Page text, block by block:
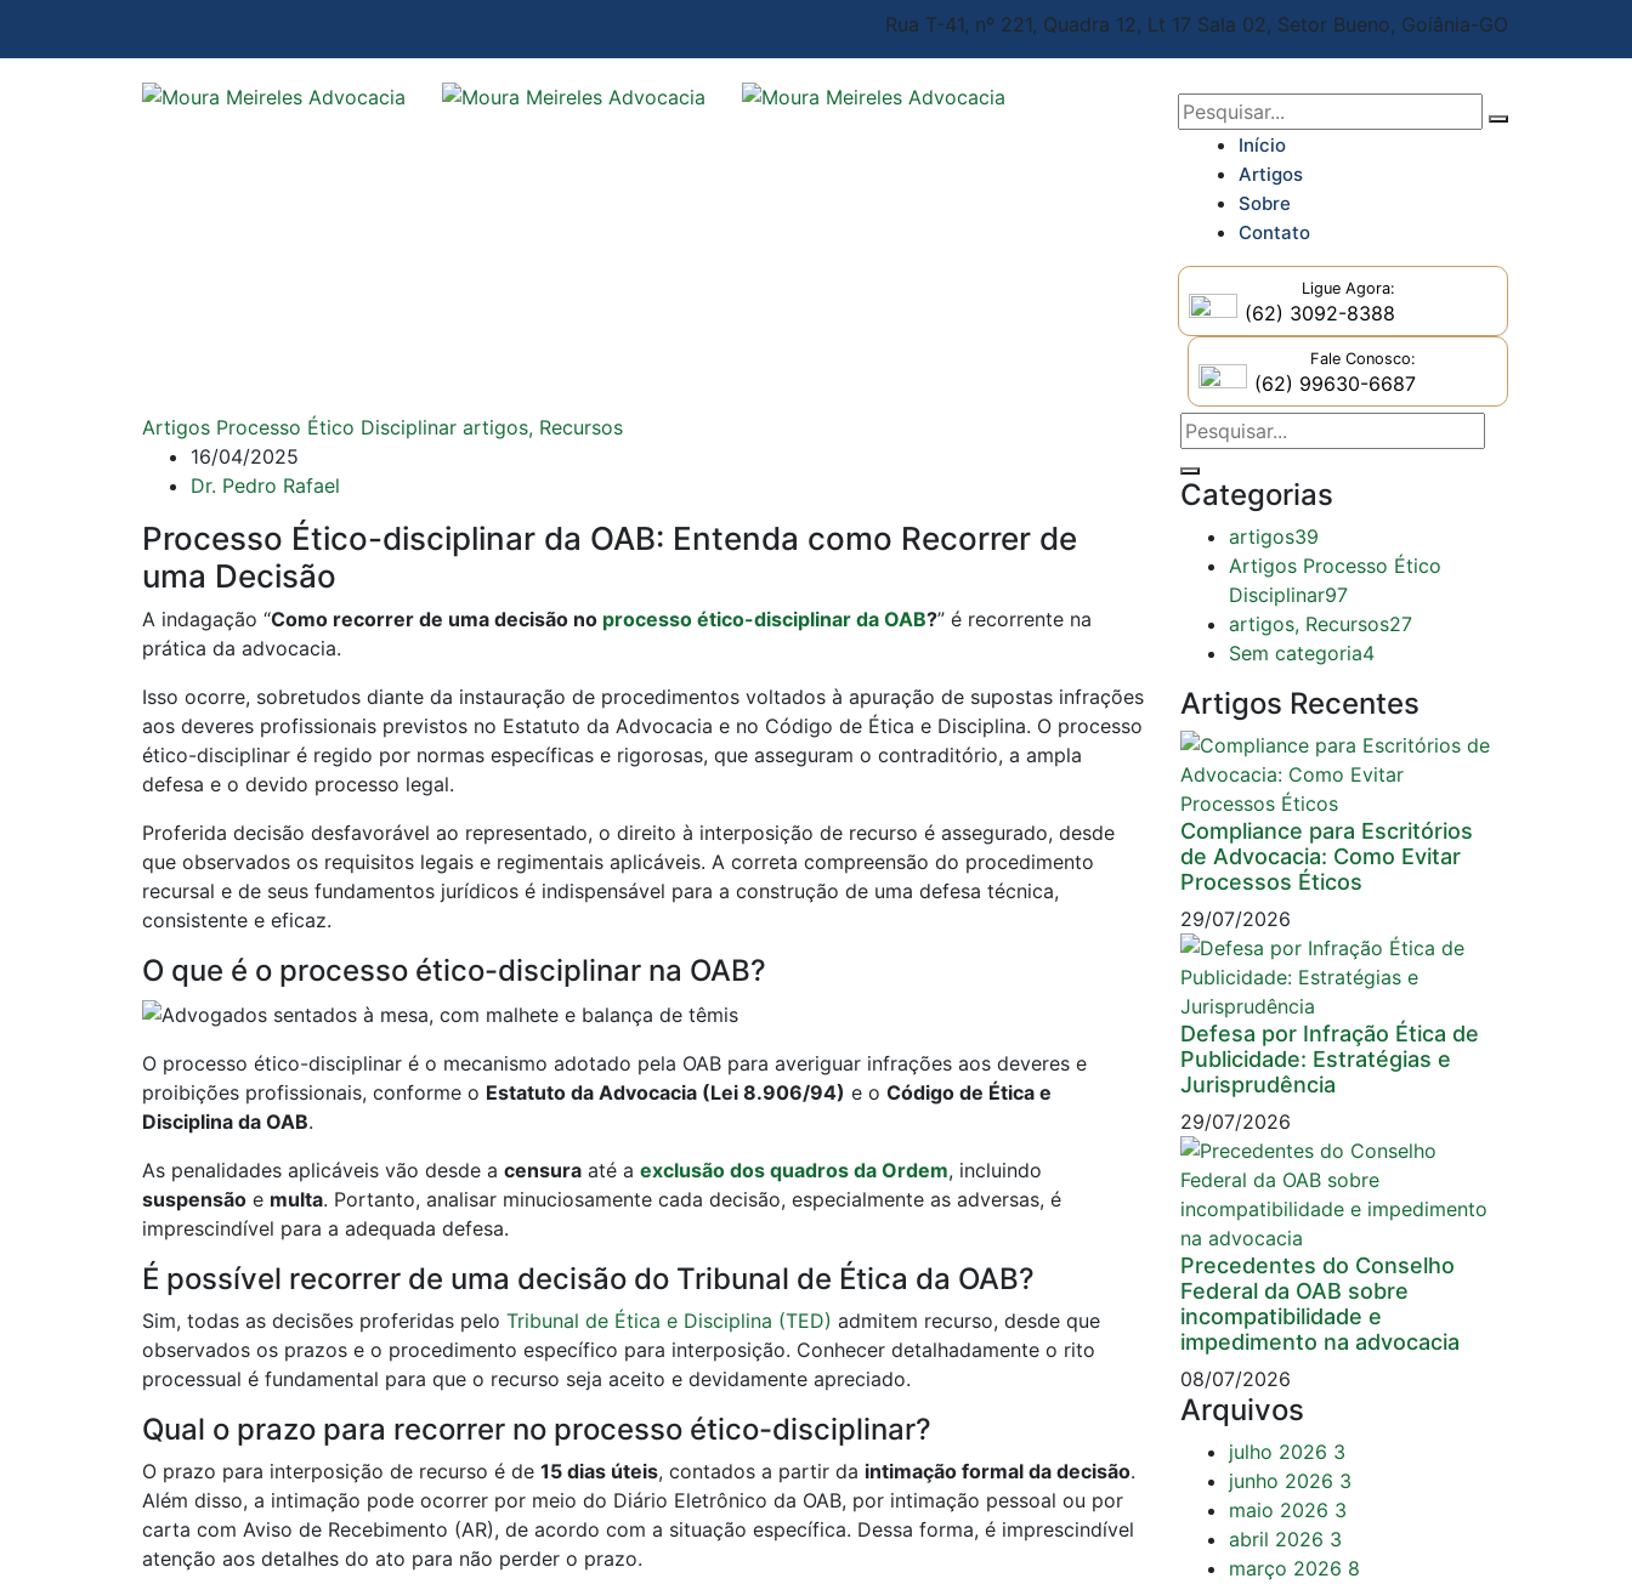
Rua T-41, nº 221, Quadra 12, Lt 17 Sala 02, Setor Bueno, Goiânia-GO
Início
Artigos
Sobre
Contato
Ligue Agora:
(62) 3092-8388
Fale Conosco:
(62) 99630-6687
Artigos Processo Ético Disciplinar artigos, Recursos
16/04/2025
Dr. Pedro Rafael
Processo Ético-disciplinar da OAB: Entenda como Recorrer de
uma Decisão
A indagação “Como recorrer de uma decisão no processo ético-disciplinar da OAB?” é recorrente na
prática da advocacia.
Isso ocorre, sobretudos diante da instauração de procedimentos voltados à apuração de supostas infrações
aos deveres profissionais previstos no Estatuto da Advocacia e no Código de Ética e Disciplina. O processo
ético-disciplinar é regido por normas específicas e rigorosas, que asseguram o contraditório, a ampla
defesa e o devido processo legal.
Proferida decisão desfavorável ao representado, o direito à interposição de recurso é assegurado, desde
que observados os requisitos legais e regimentais aplicáveis. A correta compreensão do procedimento
recursal e de seus fundamentos jurídicos é indispensável para a construção de uma defesa técnica,
consistente e eficaz.
O que é o processo ético-disciplinar na OAB?
O processo ético-disciplinar é o mecanismo adotado pela OAB para averiguar infrações aos deveres e
proibições profissionais, conforme o Estatuto da Advocacia (Lei 8.906/94) e o Código de Ética e
Disciplina da OAB.
As penalidades aplicáveis vão desde a censura até a exclusão dos quadros da Ordem, incluindo
suspensão e multa. Portanto, analisar minuciosamente cada decisão, especialmente as adversas, é
imprescindível para a adequada defesa.
É possível recorrer de uma decisão do Tribunal de Ética da OAB?
Sim, todas as decisões proferidas pelo Tribunal de Ética e Disciplina (TED) admitem recurso, desde que
observados os prazos e o procedimento específico para interposição. Conhecer detalhadamente o rito
processual é fundamental para que o recurso seja aceito e devidamente apreciado.
Qual o prazo para recorrer no processo ético-disciplinar?
O prazo para interposição de recurso é de 15 dias úteis, contados a partir da intimação formal da decisão.
Além disso, a intimação pode ocorrer por meio do Diário Eletrônico da OAB, por intimação pessoal ou por
carta com Aviso de Recebimento (AR), de acordo com a situação específica. Dessa forma, é imprescindível
atenção aos detalhes do ato para não perder o prazo.
Categorias
artigos39
Artigos Processo Ético
Disciplinar97
artigos, Recursos27
Sem categoria4
Artigos Recentes
Compliance para Escritórios
de Advocacia: Como Evitar
Processos Éticos
29/07/2026
Defesa por Infração Ética de
Publicidade: Estratégias e
Jurisprudência
29/07/2026
Precedentes do Conselho
Federal da OAB sobre
incompatibilidade e
impedimento na advocacia
08/07/2026
Arquivos
julho 2026 3
junho 2026 3
maio 2026 3
abril 2026 3
março 2026 8